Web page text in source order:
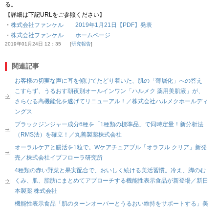
る。
【詳細は下記URLをご参照ください】
・ 株式会社ファンケル 2019年1月21日【PDF】発表
・ 株式会社ファンケル ホームページ
2019年01月24日 12：35 研究報告
関連記事
お客様の切実な声に耳を傾けてたどり着いた、肌の「薄層化」への答え
こすらず、うるおす朝夜別オールインワン「ハルメク 薬用美肌液」が、
さらなる高機能化を遂げてリニューアル！／株式会社ハルメクホールディ
ングス
ブラックジンジャー成分6種を「1種類の標準品」で同時定量！新分析法
（RMS法）を確立！／丸善製薬株式会社
オーラルケアと腸活を1粒で。Wケアチュアブル「オラフル クリア」新発
売／株式会社イブフローラ研究所
4種類の赤い野菜と果実配合で、おいしく続ける美活習慣。冷え、脚のむ
くみ、肌、脂肪にまとめてアプローチする機能性表示食品が新登場／新日
本製薬 株式会社
機能性表示食品「肌のターンオーバーとうるおい維持をサポートする」美